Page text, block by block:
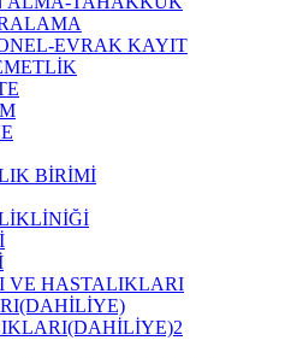
EVRAK KAYIT
BİRİMİ
VE HASTALIKLARI